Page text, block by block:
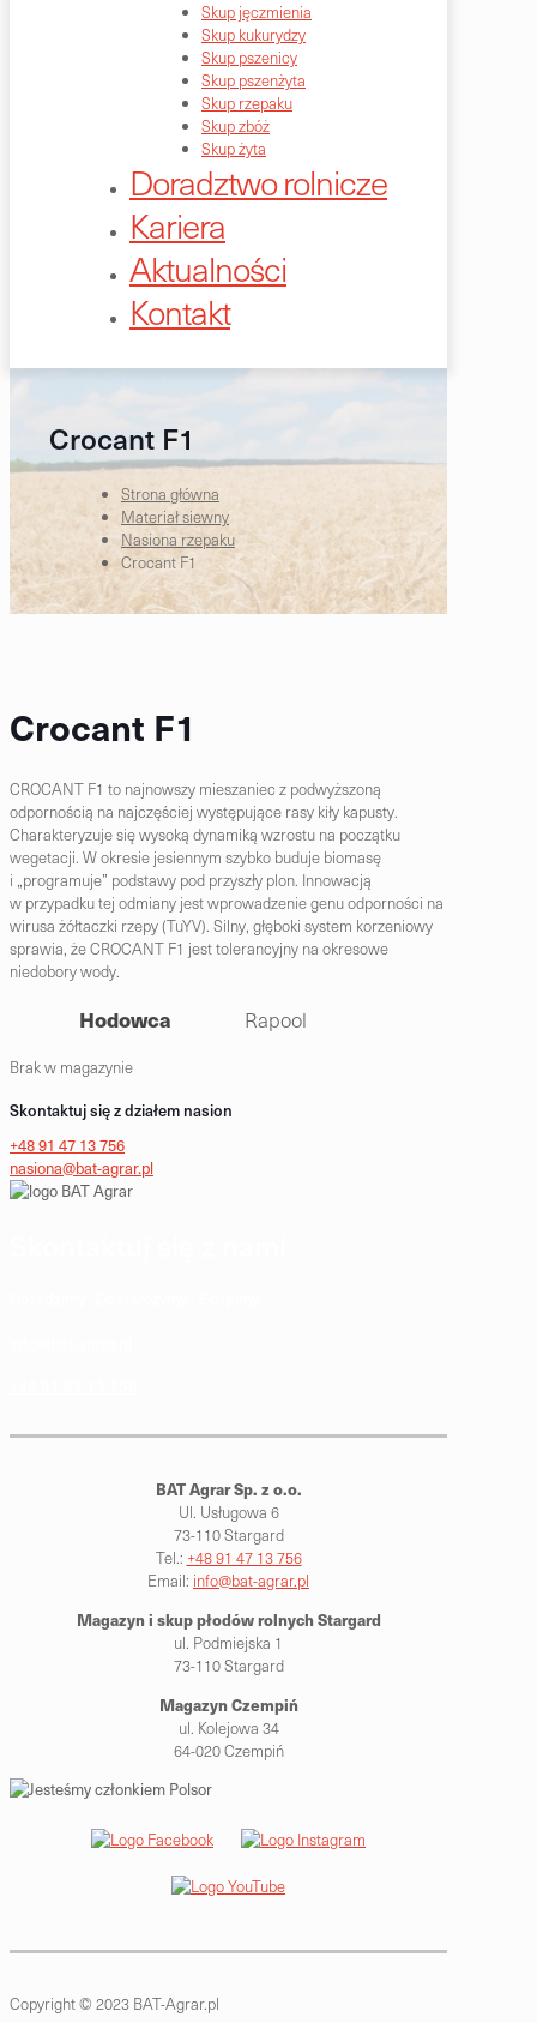
Skup jęczmienia
Skup kukurydzy
Skup pszenicy
Skup pszenżyta
Skup rzepaku
Skup zbóż
Skup żyta
Doradztwo rolnicze
Kariera
Aktualności
Kontakt
Crocant F1
Strona główna
Materiał siewny
Nasiona rzepaku
Crocant F1
Crocant F1
CROCANT F1 to najnowszy mieszaniec z podwyższoną
odpornością na najczęściej występujące rasy kiły kapusty.
Charakteryzuje się wysoką dynamiką wzrostu na początku
wegetacji. W okresie jesiennym szybko buduje biomasę
i „programuje” podstawy pod przyszły plon. Innowacją
w przypadku tej odmiany jest wprowadzenie genu odporności na
wirusa żółtaczki rzepy (TuYV). Silny, głęboki system korzeniowy
sprawia, że CROCANT F1 jest tolerancyjny na okresowe
niedobory wody.
Hodowca Rapool
Brak w magazynie
Skontaktuj się z działem nasion
+48 91 47 13 756
nasiona@bat-agrar.pl
BAT Agrar Sp. z o.o.
Ul. Usługowa 6
73-110 Stargard
Tel.: +48 91 47 13 756
Email: info@bat-agrar.pl
Magazyn i skup płodów rolnychStargard
ul. Podmiejska 1
73-110 Stargard
Magazyn Czempiń
ul. Kolejowa 34
64-020 Czempiń
Copyright © 2023 BAT-Agrar.pl